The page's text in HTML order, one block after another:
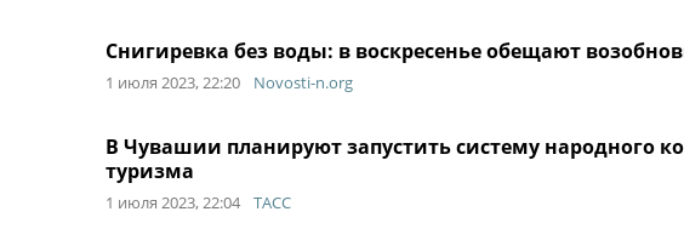
Снигиревка без воды: в воскресенье обещают
1 июля 2023, 22:20 Novosti-n.org
В Чувашии планируют запустить систему народного
туризма
1 июля 2023, 22:04 ТАСС